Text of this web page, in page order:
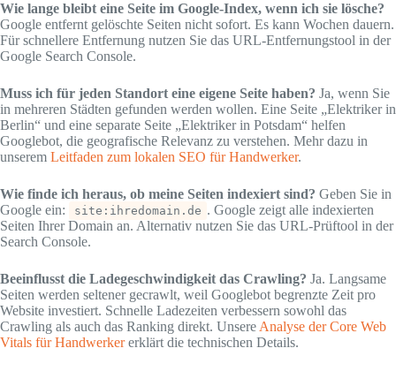
Wie lange bleibt eine Seite im Google-Index, wenn ich sie lösche?
Google entfernt gelöschte Seiten nicht sofort. Es kann Wochen dauern.
Für schnellere Entfernung nutzen Sie das URL-Entfernungstool in der
Google Search Console.
Muss ich für jeden Standort eine eigene Seite haben? Ja, wenn Sie
in mehreren Städten gefunden werden wollen. Eine Seite „Elektriker in
Berlin“ und eine separate Seite „Elektriker in Potsdam“ helfen
Googlebot, die geografische Relevanz zu verstehen. Mehr dazu in
unserem Leitfaden zum lokalen SEO für Handwerker.
Wie finde ich heraus, ob meine Seiten indexiert sind? Geben Sie in
Google ein:
site:ihredomain.de . Google zeigt alle indexierten
Seiten Ihrer Domain an. Alternativ nutzen Sie das URL-Prüftool in der
Search Console.
Beeinflusst die Ladegeschwindigkeit das Crawling? Ja. Langsame
Seiten werden seltener gecrawlt, weil Googlebot begrenzte Zeit pro
Website investiert. Schnelle Ladezeiten verbessern sowohl das
Crawling als auch das Ranking direkt. Unsere Analyse der Core Web
Vitals für Handwerkererklärt die technischen Details.